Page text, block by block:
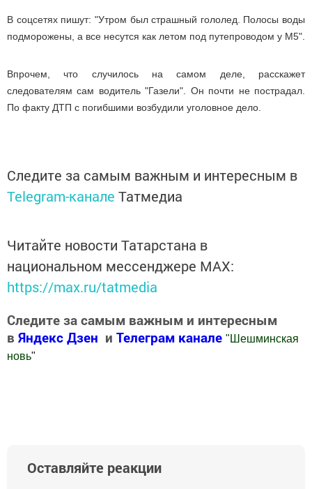
В соцсетях пишут: "Утром был страшный гололед. Полосы воды
подморожены, а все несутся как летом под путепроводом у М5".
Впрочем, что случилось на самом деле, расскажет
следователям сам водитель "Газели". Он почти не пострадал.
По факту ДТП с погибшими возбудили уголовное дело.
Следите за самым важным и интересным в
Telegram-канале Татмедиа
Читайте новости Татарстана в
национальном мессенджере MАХ:
https://max.ru/tatmedia
Следите за самым важным и интересным
в Яндекс Дзен и Телеграм канале " Шешминская
новь"
Оставляйте реакции